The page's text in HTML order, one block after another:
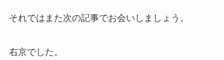
それではまた次の記事でお会いしましょう。
右京でした。